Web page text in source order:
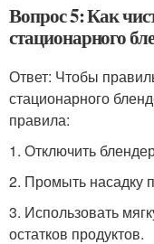
Вопрос 5: Как
стационарного
Ответ: Чтобы
стационарного
правила:
1. Отключить
2. Промыть насадку
3. Использовать
остатков продуктов.